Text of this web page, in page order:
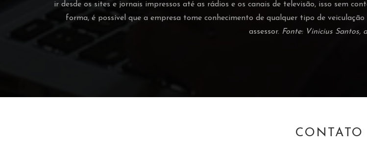
ir desde os sites e jornais impressos até as rádios e os canais de televisão, isso sem
forma, é possível que a empresa tome conhecimento de qualquer tipo de
assessor. Fonte: Vinicius Santos,
CONTATO